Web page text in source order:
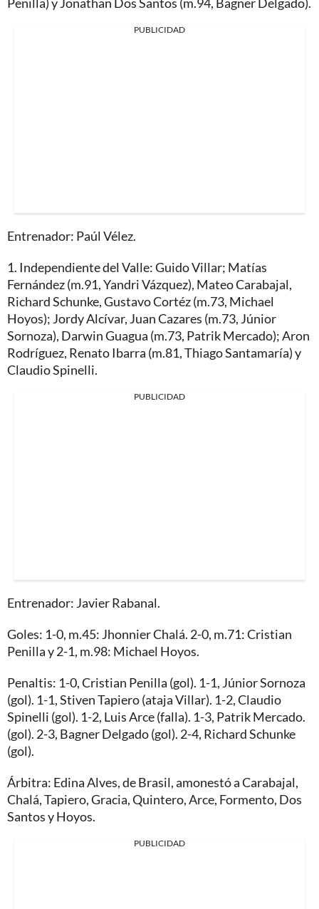
PUBLICIDAD
Entrenador: Paúl Vélez.
1. Independiente del Valle: Guido Villar; Matías
Fernández (m.91, Yandri Vázquez), Mateo Carabajal,
Richard Schunke, Gustavo Cortéz (m.73, Michael
Hoyos); Jordy Alcívar, Juan Cazares (m.73, Júnior
Sornoza), Darwin Guagua (m.73, Patrik Mercado); Aron
Rodríguez, Renato Ibarra (m.81, Thiago Santamaría) y
Claudio Spinelli.
PUBLICIDAD
Entrenador: Javier Rabanal.
Goles: 1-0, m.45: Jhonnier Chalá. 2-0, m.71: Cristian
Penilla y 2-1, m.98: Michael Hoyos.
Penaltis: 1-0, Cristian Penilla (gol). 1-1, Júnior Sornoza
(gol). 1-1, Stiven Tapiero (ataja Villar). 1-2, Claudio
Spinelli (gol). 1-2, Luis Arce (falla). 1-3, Patrik Mercado.
(gol). 2-3, Bagner Delgado (gol). 2-4, Richard Schunke
(gol).
Árbitra: Edina Alves, de Brasil, amonestó a Carabajal,
Chalá, Tapiero, Gracia, Quintero, Arce, Formento, Dos
Santos y Hoyos.
PUBLICIDAD